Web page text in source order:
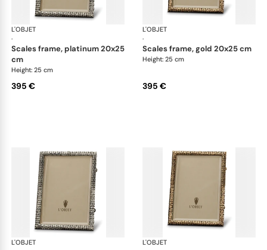
L'OBJET
·
Picture Frames
scales frame, platinum 20x25
cm
Height: 25 cm
395 €
L'OBJET
·
scales frame, gold 20x25 cm
Height: 25 cm
395 €
L'OBJET
Picture Frames
L'OBJET